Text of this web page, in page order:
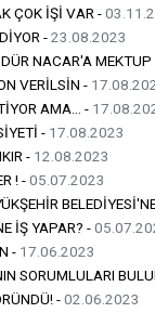
ÇOK İŞİ VAR -
-23.08.2023
NACAR'A MEKTUP
VERİLSİN -
AMA… -
- 17.08.2023
- 12.08.2023
! -05.07.2023
İŞ YAPAR? -
- 17.06.2023
SORUMLULARI
-02.06.2023